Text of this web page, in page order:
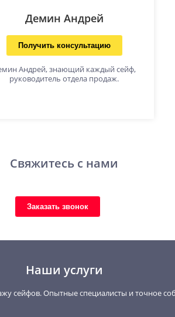
Демин Андрей
Получить консультацию
Андрей, знающий каждый сейф,
руководитель отдела продаж.
Свяжитесь с нами
Заказать звонок
Наши услуги
сейфов. Опытные специалисты и точное